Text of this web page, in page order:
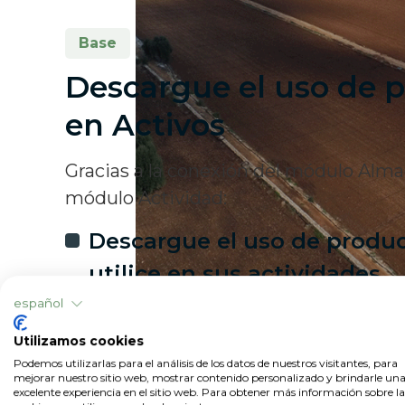
Base
Descargue el uso de
en Activos
Gracias a la conexión del módulo
módulo Actividad:
Descargue el uso de
utilice en sus actividades
transcripción manual de
Gestionar las existencias
español
Utilizamos cookies
Podemos utilizarlas para el análisis de los datos de nuestros visitantes, para
mejorar nuestro sitio web, mostrar contenido personalizado y brindarle una
excelente experiencia en el sitio web. Para obtener más información sobre